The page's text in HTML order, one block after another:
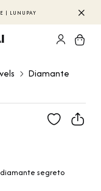
| LUNUPAY
Diamante
segreto